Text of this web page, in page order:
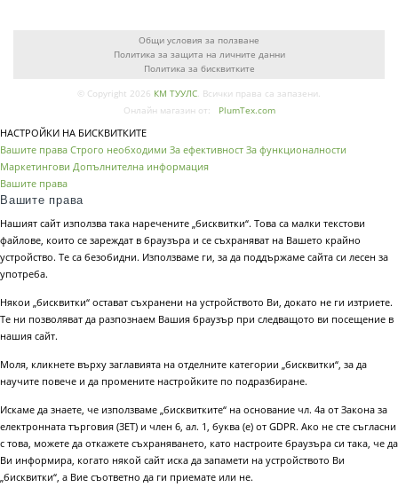
Общи условия за ползване
Политика за защита на личните данни
Политика за бисквитките
© Copyright 2026 КМ ТУУЛС. Всички права са запазени.
Онлайн магазин от:
PlumTex.com
НАСТРОЙКИ НА БИСКВИТКИТЕ
Вашите права Строго необходими За ефективност За функционалности
Маркетингови Допълнителна информация
Вашите права
Вашите права
Нашият сайт използва така наречените „бисквитки“. Това са малки текстови
файлове, които се зареждат в браузъра и се съхраняват на Вашето крайно
устройство. Те са безобидни. Използваме ги, за да поддържаме сайта си лесен за
употреба.
Някои „бисквитки“ остават съхранени на устройството Ви, докато не ги изтриете.
Те ни позволяват да разпознаем Вашия браузър при следващото ви посещение в
нашия сайт.
Моля, кликнете върху заглавията на отделните категории „бисквитки“, за да
научите повече и да промените настройките по подразбиране.
Искаме да знаете, че използваме „бисквитките“ на основание чл. 4а от Закона за
електронната търговия (ЗЕТ) и член 6, ал. 1, буква (е) от GDPR. Ако не сте съгласни
с това, можете да откажете съхраняването, като настроите браузъра си така, че да
Ви информира, когато някой сайт иска да запамети на устройството Ви
„бисквитки“, а Вие съответно да ги приемате или не.